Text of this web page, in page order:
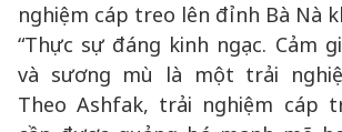
nghiệm cáp treo lên đỉnh Bà Nà
“Thực sự đáng kinh ngạc. Cảm
và sương mù là một trải
Theo Ashfak, trải nghiệm cáp